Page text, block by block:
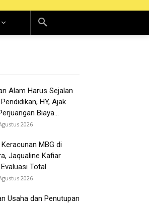
Alam Harus Sejalan
HY, Ajak
Biaya...
2026
MBG di
Jaqualine Kafiar
Total
2026
Usaha dan Penutupan